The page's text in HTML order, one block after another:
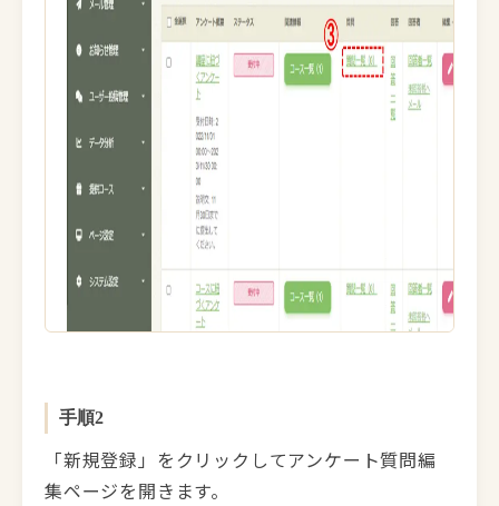
手順2
「新規登録」をクリックしてアンケート質問編
集ページを開きます。